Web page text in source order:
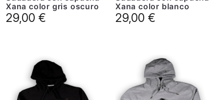
Xana color gris oscuro
29,00 €
Xana color blanco
29,00 €